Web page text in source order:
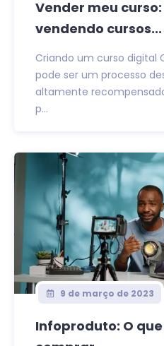
Vender meu
vendendo cursos...
Criando um curso digital
pode ser um processo
altamente
p...
9 de março de 2023
Infoproduto: O